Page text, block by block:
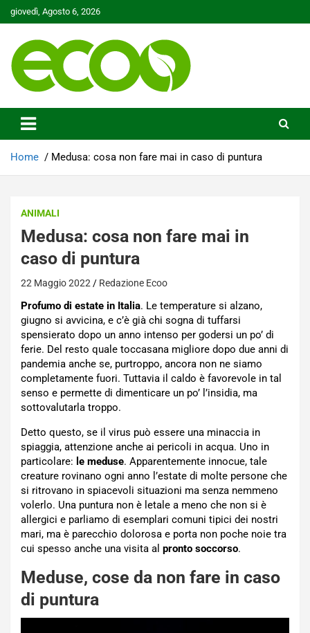
Skip
to
giovedì, Agosto 6, 2026
Ecoo.it
Home Medusa: cosa non fare mai in caso di puntura
ANIMALI
Medusa: cosa non fare mai in
caso di puntura
22 Maggio 2022 Redazione Ecoo
Profumo di estate in Italia. Le temperature si alzano,
giugno si avvicina, e c’è già chi sogna di tuffarsi
spensierato dopo un anno intenso per godersi un po’ di
ferie. Del resto quale toccasana migliore dopo due anni di
pandemia anche se, purtroppo, ancora non ne siamo
completamente fuori. Tuttavia il caldo è favorevole in tal
senso e permette di dimenticare un po’ l’insidia, ma
sottovalutarla troppo.
Detto questo, se il virus può essere una minaccia in
spiaggia, attenzione anche ai pericoli in acqua. Uno in
particolare: le meduse. Apparentemente innocue, tale
creature rovinano ogni anno l’estate di molte persone che
si ritrovano in spiacevoli situazioni ma senza nemmeno
volerlo. Una puntura non è letale a meno che non si è
allergici e parliamo di esemplari comuni tipici dei nostri
mari, ma è parecchio dolorosa e porta non poche noie tra
cui spesso anche una visita al pronto soccorso.
Meduse, cose da non fare in caso
di puntura